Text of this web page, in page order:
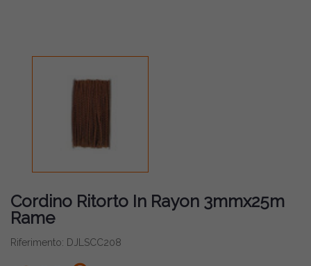
Cordino Ritorto In Rayon 3mmx25m
Rame
Riferimento: DJLSCC208